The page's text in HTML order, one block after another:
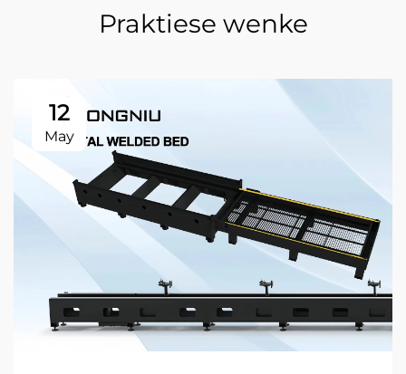
Praktiese wenke
12
May